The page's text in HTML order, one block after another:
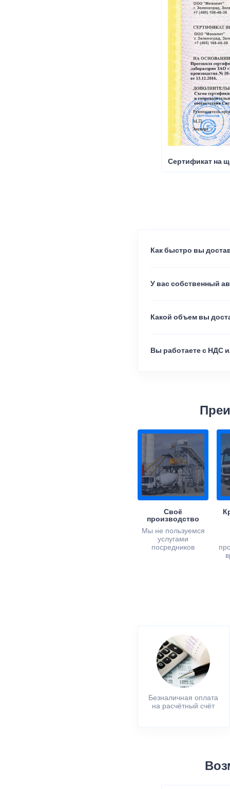
Сертификат на
Как быстро вы
У вас собственный
Какой объем вы
Вы работаете с НДС
Своё
производство
Мы не пользуемся
услугами
посредников
Безналичная оплата
на расчётный счёт